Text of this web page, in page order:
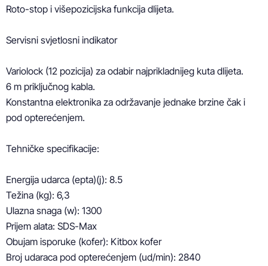
Roto-stop i višepozicijska funkcija dlijeta.
Servisni svjetlosni indikator
Variolock (12 pozicija) za odabir najprikladnijeg kuta dlijeta.
6 m priključnog kabla.
Konstantna elektronika za održavanje jednake brzine čak i
pod opterećenjem.
Tehničke specifikacije:
Energija udarca (epta)(j): 8.5
Težina (kg): 6,3
Ulazna snaga (w): 1300
Prijem alata: SDS-Max
Obujam isporuke (kofer): Kitbox kofer
Broj udaraca pod opterećenjem (ud/min): 2840